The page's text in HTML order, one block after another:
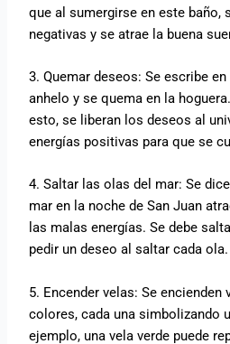
que al sumergirse en este baño,
negativas y se atrae la buena
3. Quemar deseos: Se escribe
anhelo y se quema en la
esto, se liberan los deseos al
energías positivas para que se
4. Saltar las olas del mar: Se
mar en la noche de San Juan
las malas energías. Se debe
pedir un deseo al saltar cada ola.
5. Encender velas: Se encienden
colores, cada una simbolizando
ejemplo, una vela verde puede